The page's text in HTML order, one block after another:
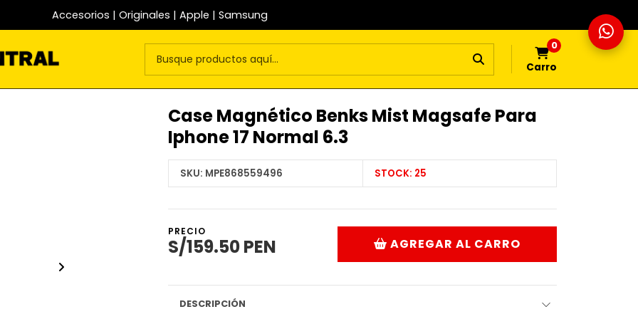
Accesorios | Originales | Apple | Samsung
0
Carro
Case Magnético Benks Mist Magsafe Para
Iphone 17 Normal 6.3
SKU: MPE868559496 STOCK: 25
PRECIO
S/159.50 PEN AGREGAR AL CARRO
DESCRIPCIÓN